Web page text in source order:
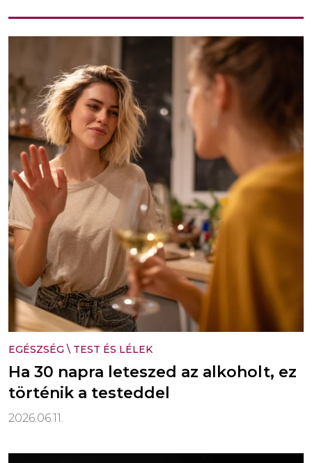
EGÉSZSÉG \ TEST ÉS LÉLEK
Ha 30 napra leteszed az alkoholt, ez
történik a testeddel
2026.06.11.